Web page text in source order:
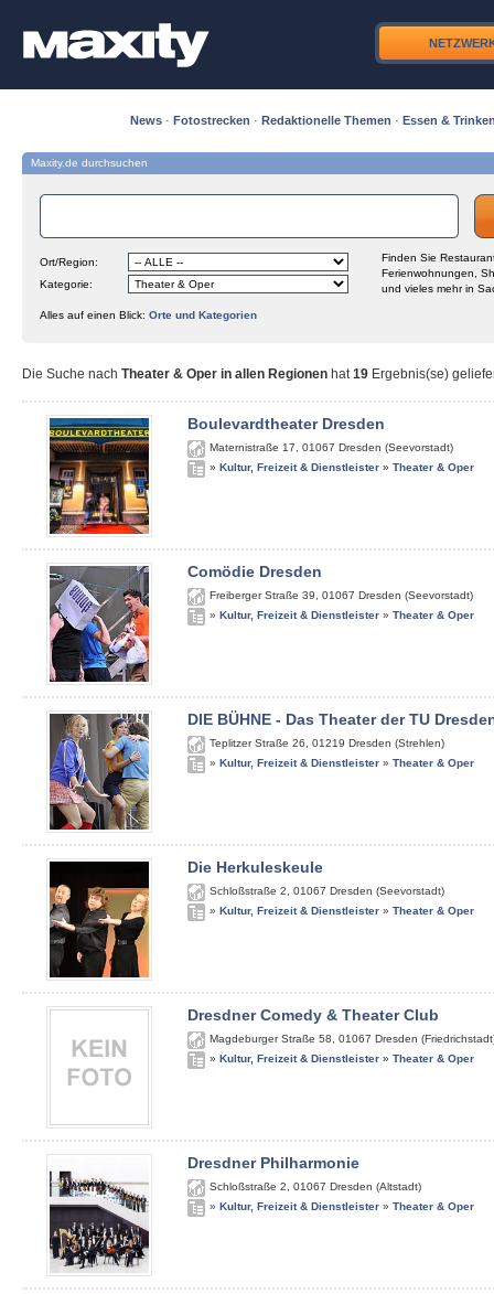
News · Fotostrecken · Redaktionelle Themen · Essen &
Maxity.de durchsuchen
Ort/Region:
Kategorie:
Finden Sie
Ferienwohnungen,
und vieles mehr in
Alles auf einen Blick: Orte und Kategorien
Die Suche nach Theater & Oper in allen Regionen hat19 Ergebnis(se)
Boulevardtheater Dresden
Maternistraße 17 01067 Dresden (Seevorstadt)
» Kultur, Freizeit & Dienstleister » Theater & Oper
Comödie Dresden
Freiberger Straße 39 01067 Dresden (Seevorstadt)
» Kultur, Freizeit & Dienstleister » Theater & Oper
DIE BÜHNE - Das Theater der TU
Teplitzer Straße 26 01219 Dresden (Strehlen)
» Kultur, Freizeit & Dienstleister » Theater & Oper
Die Herkuleskeule
Schloßstraße 2 01067 Dresden (Seevorstadt)
» Kultur, Freizeit & Dienstleister » Theater & Oper
Dresdner Comedy & Theater Club
Magdeburger Straße 58 01067 Dresden
» Kultur, Freizeit & Dienstleister » Theater & Oper
Dresdner Philharmonie
Schloßstraße 2 01067 Dresden (Altstadt)
» Kultur, Freizeit & Dienstleister » Theater & Oper